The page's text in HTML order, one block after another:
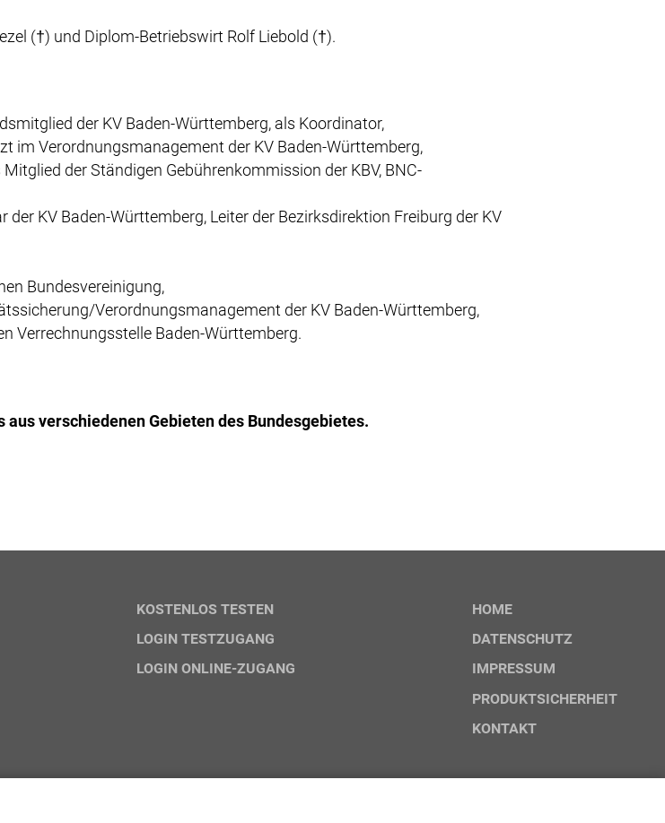
(†) und Diplom-Betriebswirt Rolf Liebold (†).
der KV Baden-Württemberg, als Koordinator,
im Verordnungsmanagement der KV Baden-Württemberg,
der Ständigen Gebührenkommission der KBV, BNC-
KV Baden-Württemberg, Leiter der Bezirksdirektion Freiburg der KV
Bundesvereinigung,
Verordnungsmanagement der KV Baden-Württemberg,
Verrechnungsstelle Baden-Württemberg.
verschiedenen Gebieten des Bundesgebietes.
KOSTENLOS TESTEN
LOGIN TESTZUGANG
LOGIN ONLINE-ZUGANG
HOME
DATENSCHUTZ
IMPRESSUM
PRODUKTSICHERHEIT
KONTAKT